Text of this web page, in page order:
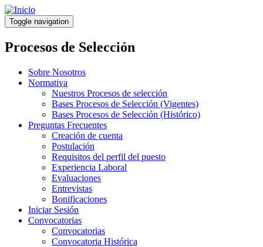
Pasar
al
contenido
principal
Toggle navigation
Procesos de Selección
Sobre Nosotros
Normativa
Nuestros Procesos de selección
Bases Procesos de Selección (Vigentes)
Bases Procesos de Selección (Histórico)
Preguntas Frecuentes
Creación de cuenta
Postulación
Requisitos del perfil del puesto
Experiencia Laboral
Evaluaciones
Entrevistas
Bonificaciones
Iniciar Sesión
Convocatorias
Convocatorias
Convocatoria Histórica